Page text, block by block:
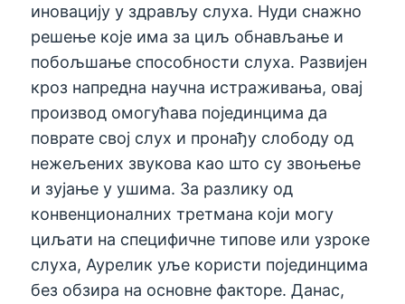
иновацију у здрављу слуха. Нуди снажно
решење које има за циљ обнављање и
побољшање способности слуха. Развијен
кроз напредна научна истраживања, овај
производ омогућава појединцима да
поврате свој слух и пронађу слободу од
нежељених звукова као што су звоњење
и зујање у ушима. За разлику од
конвенционалних третмана који могу
циљати на специфичне типове или узроке
слуха, Аурелик уље користи појединцима
без обзира на основне факторе. Данас,